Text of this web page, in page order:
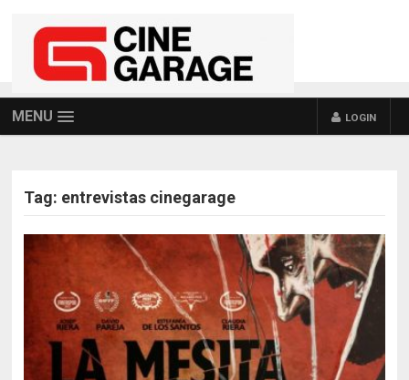
MENU LOGIN
Tag: entrevistas cinegarage
POSTS NAVIGATION